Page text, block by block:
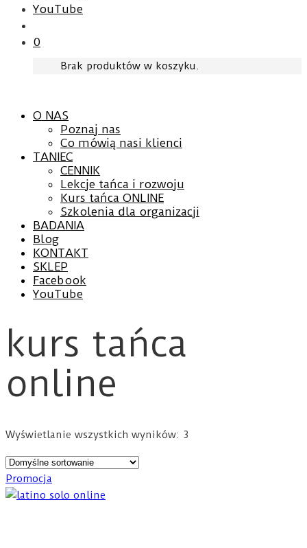
YouTube
0
Brak produktów w koszyku.
O NAS
Poznaj nas
Co mówią nasi klienci
TANIEC
CENNIK
Lekcje tańca i rozwoju
Kurs tańca ONLINE
Szkolenia dla organizacji
BADANIA
Blog
KONTAKT
SKLEP
Facebook
YouTube
kurs tańca
online
Wyświetlanie wszystkich wyników: 3
Promocja